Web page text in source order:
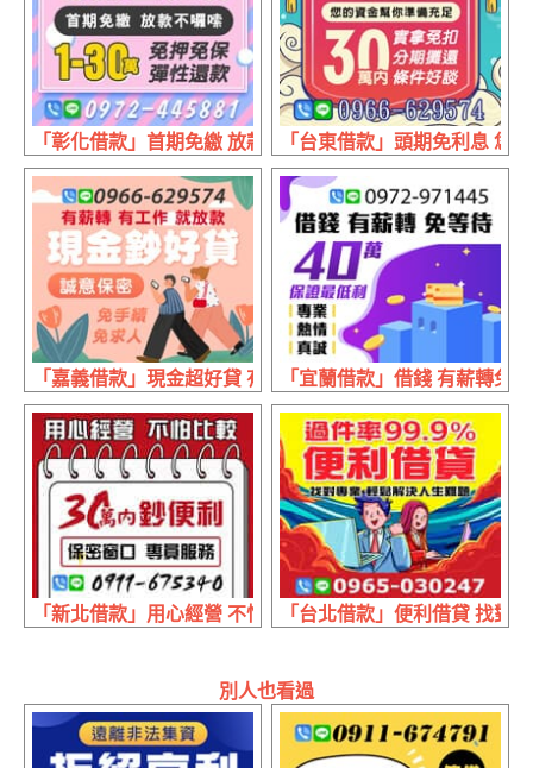
「彰化借款」首期免繳 放款快速 | 1~30萬 免押免保彈性還款
「台東借款」頭期免利息 您
「嘉義借款」現金超好貸 有薪轉有工作 | 就放款 誠意保密
「宜蘭借款」借錢 有薪轉免
「新北借款」用心經營 不怕比較 | 30萬內 保密窗口專員服務
「台北借款」便利借貸 找對
別人也看過